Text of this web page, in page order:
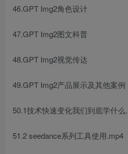
46.GPT Img2角色设计
47.GPT Img2图文科普
48.GPT Img2视觉传达
49.GPT Img2产品展示及其他案例
50.1技术快速变化我们到底学什么
51.2 seedance系列工具使用.mp4